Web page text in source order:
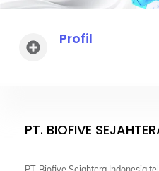
Icon
Profil
PT. BIOFIVE